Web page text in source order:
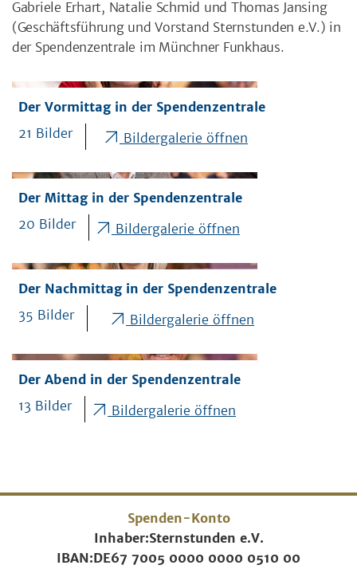
Gabriele Erhart, Natalie Schmid und Thomas Jansing
(Geschäftsführung und Vorstand Sternstunden e.V.) in
der Spendenzentrale im Münchner Funkhaus.
Der Vormittag in der Spendenzentrale
21 Bilder
Bildergalerie öffnen
Der Mittag in der Spendenzentrale
20 Bilder
Bildergalerie öffnen
Der Nachmittag in der Spendenzentrale
35 Bilder
Bildergalerie öffnen
Der Abend in der Spendenzentrale
13 Bilder
Bildergalerie öffnen
Spenden-Konto
Inhaber:Sternstunden e.V.
IBAN:DE67 7005 0000 0000 0510 00